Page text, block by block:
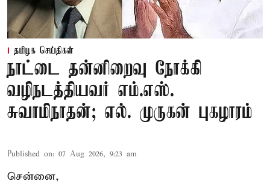
தமிழக செய்திகள்
நாட்டை தன்னிறைவு நோக்கி
வழிநடத்தியவர் எம்.எஸ்.
சுவாமிநாதன்; எல். முருகன் புகழாரம்
Published on: 07 Aug 2026, 9:23 am
சென்னை,